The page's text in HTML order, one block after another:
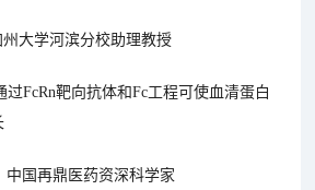
大学河滨分校助理教授
过FcRn靶向抗体和Fc工程可使血清蛋白
中国再鼎医药资深科学家